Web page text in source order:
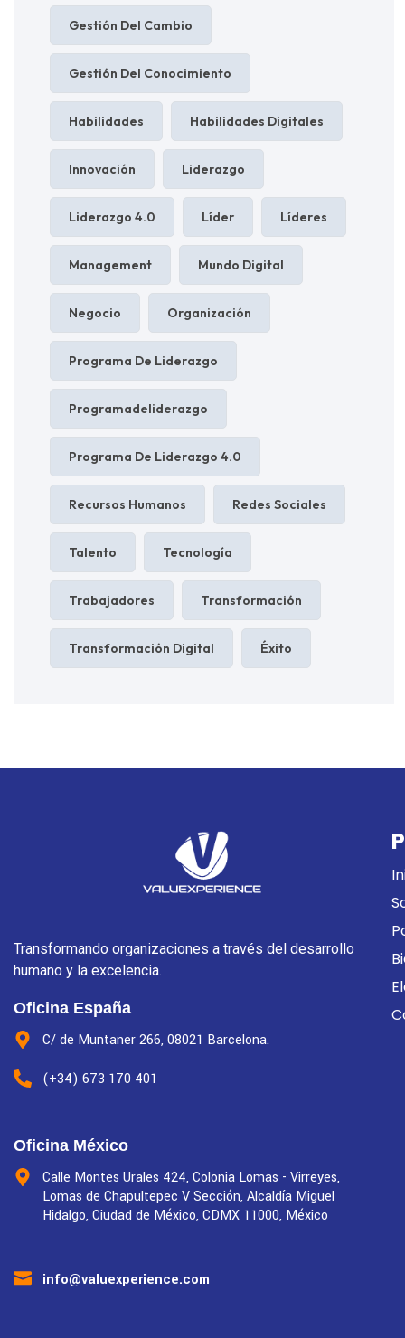
Gestión Del Cambio
Gestión Del Conocimiento
Habilidades Habilidades Digitales
Innovación Liderazgo
Liderazgo 4.0 Líder Líderes
Management Mundo Digital
Negocio Organización
Programa De Liderazgo
Programadeliderazgo
Programa De Liderazgo 4.0
Recursos Humanos Redes Sociales
Talento Tecnología
Trabajadores Transformación
Transformación Digital Éxito
Transformando organizaciones a través del desarrollo
humano y la excelencia.
Oficina España
C/ de Muntaner 266, 08021 Barcelona.
(+34) 673 170 401
Oficina México
Calle Montes Urales 424, Colonia Lomas - Virreyes,
Lomas de Chapultepec V Sección, Alcaldía Miguel
Hidalgo, Ciudad de México, CDMX 11000, México
info@valuexperience.com